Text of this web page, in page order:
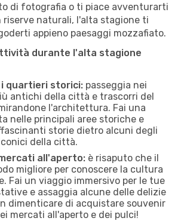
di fotografia o ti piace avventurarti
riserve naturali, l'alta stagione ti
appieno paesaggi mozzafiato.
durante l'alta stagione
i quartieri storici: passeggia nei
antichi della città e trascorri del
l'architettura. Fai una
nelle principali aree storiche e
storie dietro alcuni degli
della città.
all'aperto: è risaputo che il
migliore per conoscere la cultura
Fai un viaggio immersivo per le tue
e assaggia alcune delle delizie
dimenticare di acquistare souvenir
mercati all'aperto e dei pulci!